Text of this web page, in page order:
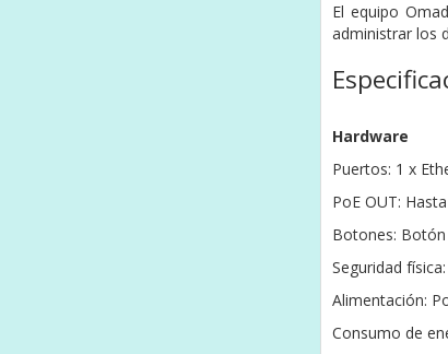
El equipo
administrar los
Hardware
Puertos: 1 x
PoE OUT:
Botones: Botón
Seguridad
Alimentación:
Consumo de